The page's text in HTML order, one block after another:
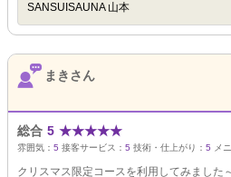
SANSUISAUNA 山本
まきさん
総合 5 ★★★★★
雰囲気： 5 接客サービス： 5 技術・仕上がり： 5 メ
クリスマス限定コースを利用してみました～